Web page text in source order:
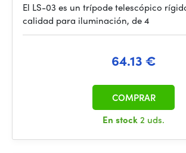
El LS-03 es un trípode telescópico
calidad para iluminación, de 4
64.13 €
En stock2 uds.
COMPRAR